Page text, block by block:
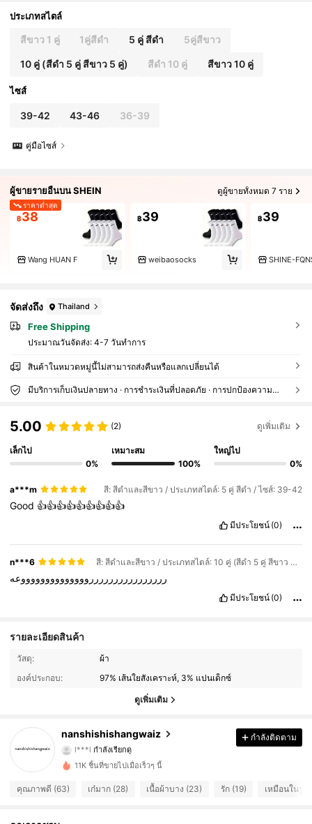
ประเภทสไตล์
สีขาว 1 คู่ 1คู่สีดำ 5 คู่ สีดำ 5คู่สีขาว
10 คู่ (สีดำ 5 คู่ สีขาว 5 คู่) สีดำ 10 คู่ สีขาว 10 คู่
ไซส์
39-42 43-46 36-39
คู่มือไซส์
ผู้ขายรายอื่นบน SHEIN ดูผู้ขายทั้งหมด 7 ราย
ราคาต่ำสุด
฿38
Wang HUAN F
฿39
weibaosocks
฿39
SHINE-
จัดส่งถึง Thailand
Free Shipping
ประมาณวันจัดส่ง: 4-7 วันทำการ
สินค้าในหมวดหมู่นี้ไม่สามารถส่งคืนหรือแลกเปลี่ยนได้
มีบริการเก็บเงินปลายทาง · การชำระเงินที่ปลอดภัย · การปกป้องความเป็นส่วนตัว
5.00 (2) ดูเพิ่มเติม
เล็กไป
0%
เหมาะสม
100%
ใหญ่ไป
0%
a***m สี: สีดำและสีขาว / ประเภทสไตล์: 5 คู่ สีดำ / ไซส์: 39-42
Good 👍👍👍👍👍👍👍👍👍
มีประโยชน์ (0)
n***6 สี: สีดำและสีขาว / ประเภทสไตล์: 10 คู่ (สีดำ 5 คู่ สีขาว 5 คู่) / ไซส์: 43-46
ررررررررررررررررووووووووووووووعه
มีประโยชน์ (0)
รายละเอียดสินค้า
วัสดุ:
ผ้า
องค์ประกอบ:
97% เส้นใยสังเคราะห์, 3% แปนเด็กซ์
ดูเพิ่มเติม
nanshishishangwaiz
78 ผู้ติดตาม
l***l กำลังเรียกดู
4.22
78 ผู้ติดตาม
4.22 78 ผู้ติดตาม
กำลังติดตาม
11K ชิ้นที่ขายไปเมื่อเร็วๆ นี้
คุณภาพดี (63) เก๋มาก (28) เนื้อผ้าบาง (23) รัก (19) เหมือนในรูป